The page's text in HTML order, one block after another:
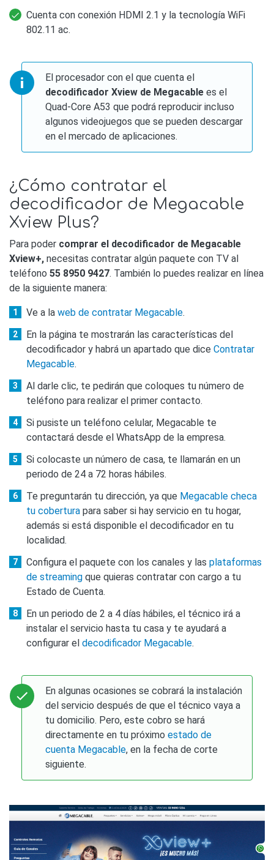
Cuenta con conexión HDMI 2.1 y la tecnología WiFi
802.11 ac.
El procesador con el que cuenta el
decodificador Xview de Megacable es el
Quad-Core A53 que podrá reproducir incluso
algunos videojuegos que se pueden descargar
en el mercado de aplicaciones.
¿Cómo contratar el
decodificador de Megacable
Xview Plus?
Para poder comprar el decodificador de Megacable
Xview+, necesitas contratar algún paquete con TV al
teléfono 55 8950 9427. También lo puedes realizar en línea
de la siguiente manera:
Ve a la web de contratar Megacable.
En la página te mostrarán las características del
decodificador y habrá un apartado que dice Contratar
Megacable.
Al darle clic, te pedirán que coloques tu número de
teléfono para realizar el primer contacto.
Si pusiste un teléfono celular, Megacable te
contactará desde el WhatsApp de la empresa.
Si colocaste un número de casa, te llamarán en un
periodo de 24 a 72 horas hábiles.
Te preguntarán tu dirección, ya que Megacable checa
tu cobertura para saber si hay servicio en tu hogar,
además si está disponible el decodificador en tu
localidad.
Configura el paquete con los canales y las plataformas
de streaming que quieras contratar con cargo a tu
Estado de Cuenta.
En un periodo de 2 a 4 días hábiles, el técnico irá a
instalar el servicio hasta tu casa y te ayudará a
configurar el decodificador Megacable.
En algunas ocasiones se cobrará la instalación
del servicio después de que el técnico vaya a
tu domicilio. Pero, este cobro se hará
directamente en tu próximoestado de
cuenta Megacable, en la fecha de corte
siguiente.